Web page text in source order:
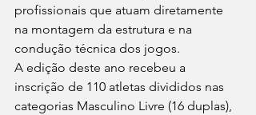
profissionais que atuam diretamente
na montagem da estrutura e na
condução técnica dos jogos.
A edição deste ano recebeu a
inscrição de 110 atletas divididos nas
categorias Masculino Livre (16 duplas),